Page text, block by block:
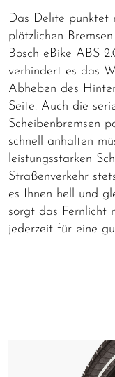
Das Delite punktet
plötzlichen
Bosch eBike ABS
verhindert es das
Abheben des
Seite. Auch die
Scheibenbremsen
schnell anhalten
leistungsstarken
Straßenverkehr
es Ihnen hell und
sorgt das Fernlicht
jederzeit für eine